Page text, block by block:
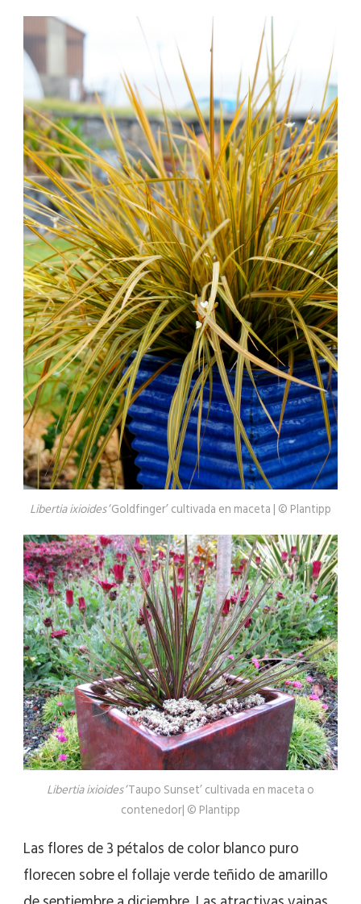
Libertia ixioides‘Goldfinger’ cultivada en maceta | © Plantipp
Libertia ixioides‘Taupo Sunset’ cultivada en maceta o
contenedor| © Plantipp
Las flores de 3 pétalos de color blanco puro
florecen sobre el follaje verde teñido de amarillo